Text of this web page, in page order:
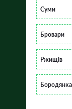
Суми
Бровари
Ржищів
Бородянка